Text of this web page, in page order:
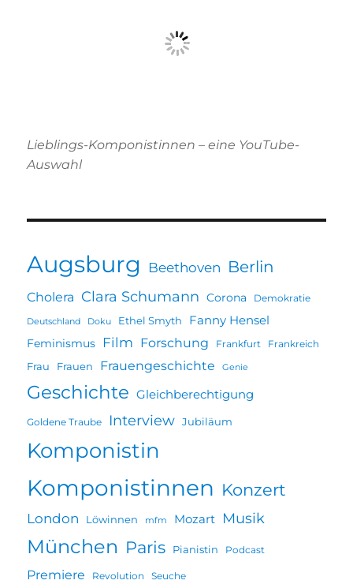
Lieblings-Komponistinnen – eine YouTube-
Auswahl
Augsburg Beethoven Berlin
Cholera Clara Schumann Corona Demokratie
Deutschland Doku Ethel Smyth Fanny Hensel
Feminismus Film Forschung Frankfurt Frankreich
Frau Frauen Frauengeschichte Genie
Geschichte Gleichberechtigung
Goldene Traube Interview Jubiläum
Komponistin
Komponistinnen Konzert
London Löwinnen mfm Mozart Musik
München Paris Pianistin Podcast
Premiere Revolution Seuche